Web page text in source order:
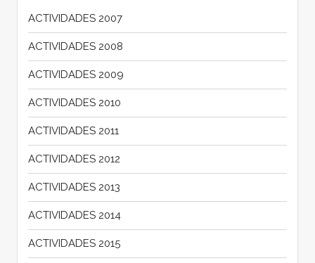
ACTIVIDADES 2007
ACTIVIDADES 2008
ACTIVIDADES 2009
ACTIVIDADES 2010
ACTIVIDADES 2011
ACTIVIDADES 2012
ACTIVIDADES 2013
ACTIVIDADES 2014
ACTIVIDADES 2015